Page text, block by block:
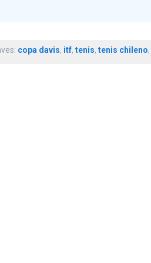
copa davis, itf, tenis, tenis chileno,